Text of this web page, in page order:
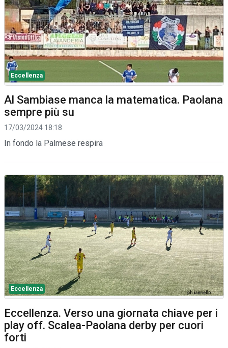
Eccellenza
Al Sambiase manca la matematica. Paolana
sempre più su
17/03/2024 18:18
In fondo la Palmese respira
Eccellenza
Eccellenza. Verso una giornata chiave per i
play off. Scalea-Paolana derby per cuori
forti